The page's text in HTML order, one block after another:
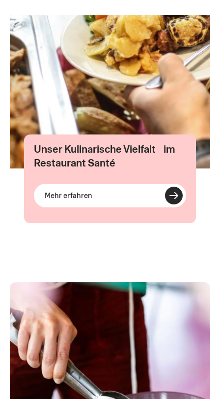
Unser Kulinarische Vielfalt im
Restaurant Santé
Mehr erfahren